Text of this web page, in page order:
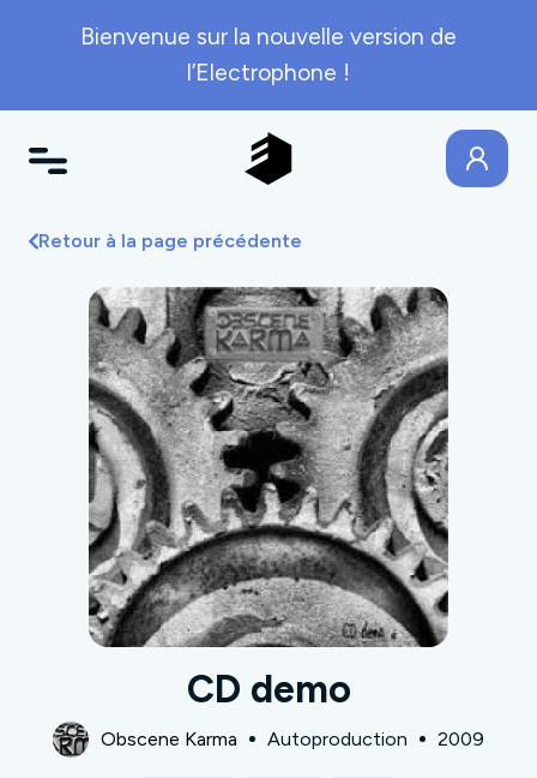
Bienvenue sur la nouvelle version de
l’Electrophone !
Retour à la page précédente
CD demo
Obscene Karma Autoproduction 2009